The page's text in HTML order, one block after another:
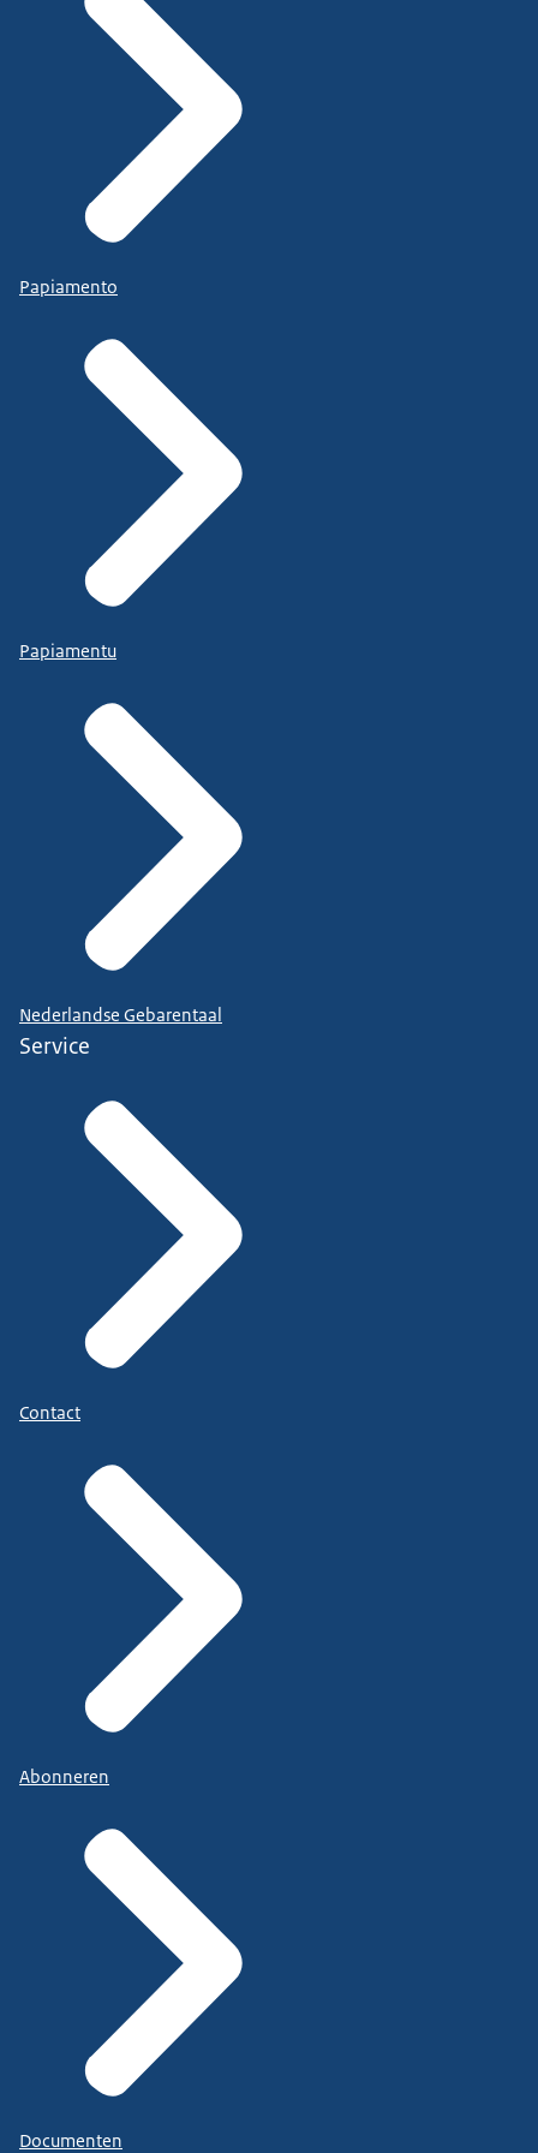
eigenlijk zo verder wil groeien."
Bradley staat in een straat met huizen waar
steigers voor staan en containers en pallets.
"En dit was eigenlijk de
eerste stap om daarheen te kunnen gaan. De
meerwaarde is
maar ook
en voor
jou ook het stuk zelfvertrouwen dat jij gewoon dat
dak kan
maken."
Bradley en collega's die dakpannen op de daken
leggen en
Bradley zet zijn helm op zijn hoofd.
VOICEOVER: "Wil jij weten wat een opleiding
arbeidsmarkt?
Dorine en Birgit kijken naar het beeldscherm van
een
computer.
"NLQF maakt leren zichtbaar. Check hoe jij NLQF
slim kan inzetten op www.nlqf.nl"
Een wit vlak met vijf pijlen in de kleuren roze,
paars,
groen, blauw en grijs. In de pijlen staat de tekst
maakt leren zichtbaar, daarnaast het logo van het
Ministerie
van
Nederlands Kwalificatieraamwerk NLQF.
Rechts onder staat www.NLQF.nl
Papiamento
Papiamentu
Nederlandse Gebarentaal
Service
Contact
Abonneren
Documenten